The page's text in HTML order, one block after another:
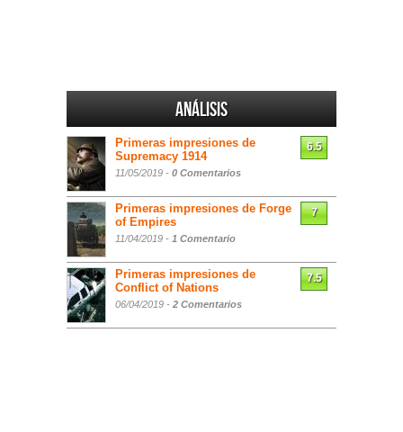
Análisis
Primeras impresiones de
Supremacy 1914
11/05/2019 - 0 Comentarios
6.5
Primeras impresiones de Forge
of Empires
11/04/2019 - 1 Comentario
7
Primeras impresiones de
Conflict of Nations
06/04/2019 - 2 Comentarios
7.5